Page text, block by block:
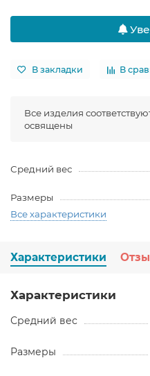
В закладки В
Все изделия
освящены
Средний вес
Размеры
Все характеристики
Характеристики
Характеристики
Средний вес
Размеры